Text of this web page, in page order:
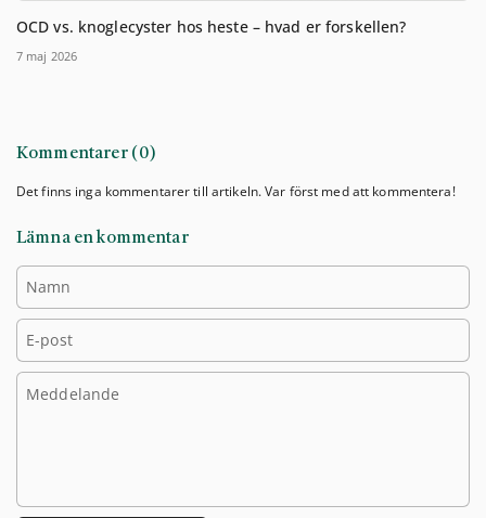
OCD vs. knoglecyster hos heste – hvad er forskellen?
7 maj 2026
Kommentarer (0)
Det finns inga kommentarer till artikeln. Var först med att kommentera!
Lämna en kommentar
Namn
E-post
Meddelande